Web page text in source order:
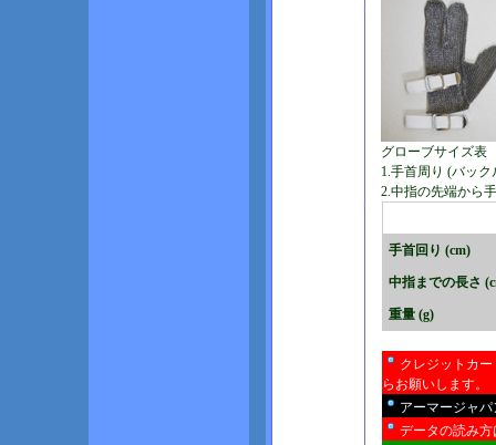
グローブサイズ表
1.手首周り (バッ
2.中指の先端から
手首回り (cm)
中指までの長さ
重量 (g)
クレジットカ
らお願いします。
アーマージャ
データの読み